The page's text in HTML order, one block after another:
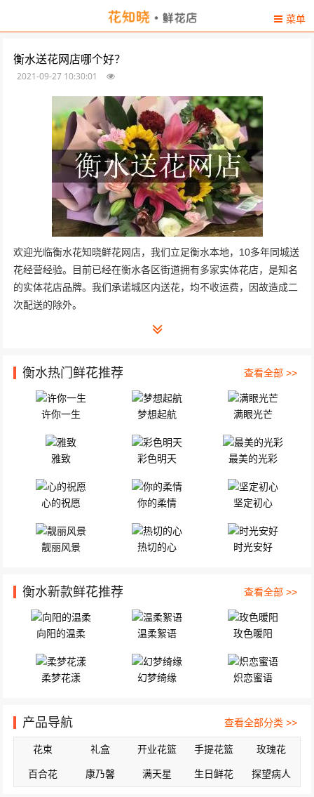
菜单
衡水送花网店哪个好？
2021-09-27 10:30:01
欢迎光临衡水花知晓鲜花网店，我们立足衡水本地，10多年同城送
花经营经验。目前已经在衡水各区街道拥有多家实体花店，是知名
的实体花店品牌。我们承诺城区内送花，均不收运费，因故造成二
次配送的除外。
衡水热门鲜花推荐 查看全部 >>
许你一生 梦想起航 满眼光芒
雅致 彩色明天 最美的光彩
心的祝愿 你的柔情 坚定初心
靓丽风景 热切的心 时光安好
衡水新款鲜花推荐 查看全部 >>
向阳的温柔 温柔絮语 玫色暖阳
柔梦花漾 幻梦绮缘 炽恋蜜语
产品导航 查看全部分类 >>
花束 礼盒 开业花篮 手提花篮 玫瑰花
百合花 康乃馨 满天星 生日鲜花 探望病人